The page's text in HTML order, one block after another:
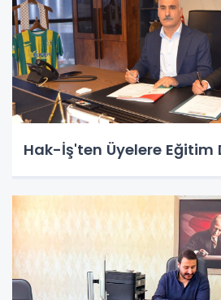
Hak-İş'ten Üyelere Eğitim